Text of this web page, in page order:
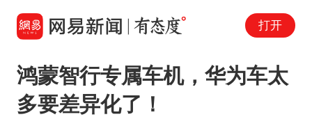
打开
鸿蒙智行专属车机，华为车太
多要差异化了！